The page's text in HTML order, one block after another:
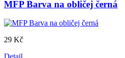
MFP Barva na obličej černá
29 Kč